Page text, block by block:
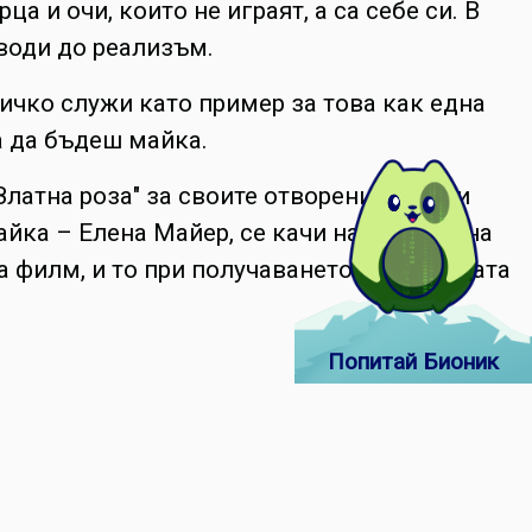
и очи, които не играят, а са себе си. В
до реализъм.
служи като пример за това как една
да бъдеш майка.
роза" за своите отворени и добри
– Елена Майер, се качи на сцената на
и то при получаването на наградата
Попитай Бионик